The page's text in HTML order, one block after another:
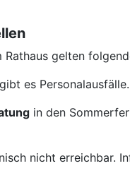
Rathaus gelten
gibt es
in den
nicht erreichbar.